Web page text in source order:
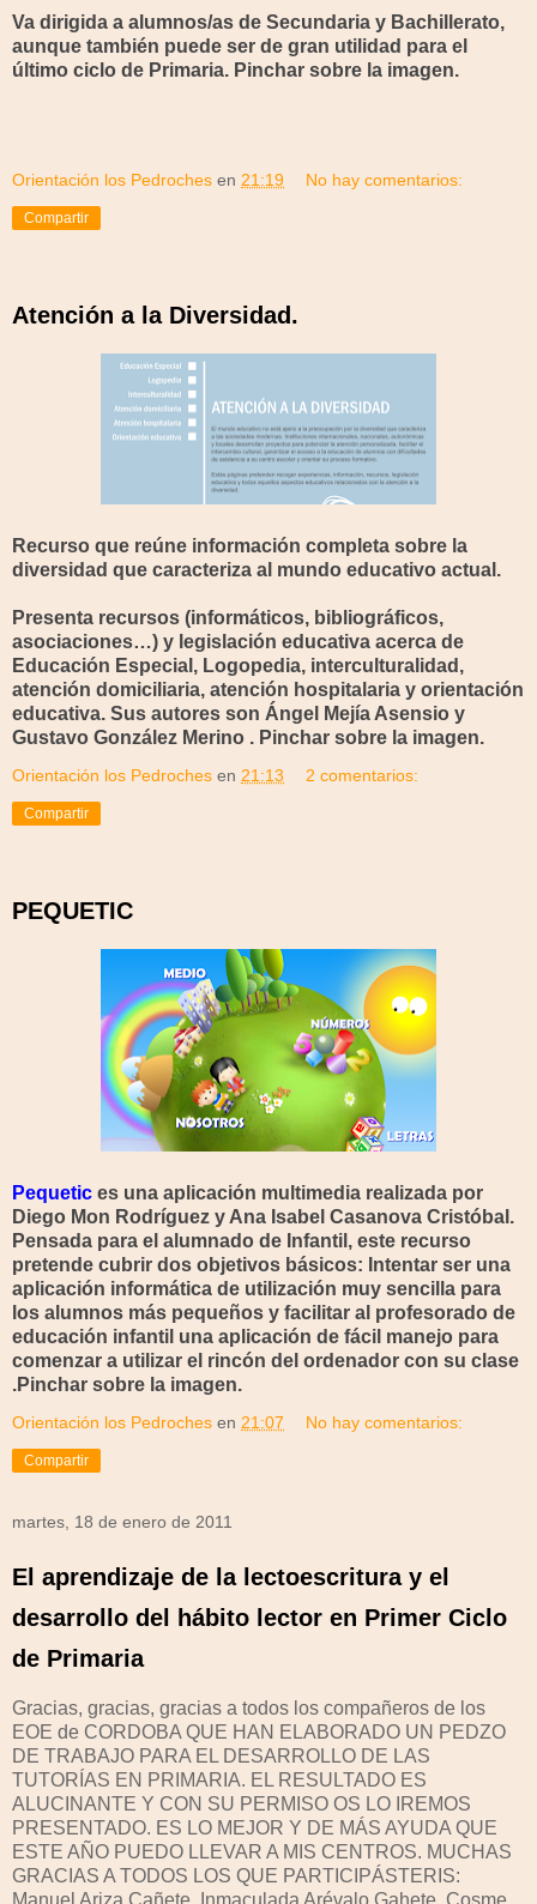
Va dirigida a alumnos/as de Secundaria y Bachillerato,
aunque también puede ser de gran utilidad para el
último ciclo de Primaria. Pinchar sobre la imagen.
Orientación los Pedroches en 21:19 No hay comentarios:
Compartir
Atención a la Diversidad.
Recurso que reúne información completa sobre la
diversidad que caracteriza al mundo educativo actual.
Presenta recursos (informáticos, bibliográficos,
asociaciones…) y legislación educativa acerca de
Educación Especial, Logopedia, interculturalidad,
atención domiciliaria, atención hospitalaria y orientación
educativa. Sus autores son Ángel Mejía Asensio y
Gustavo González Merino . Pinchar sobre la imagen.
Orientación los Pedroches en 21:13 2 comentarios:
Compartir
PEQUETIC
Pequetic es una aplicación multimedia realizada por
Diego Mon Rodríguez y Ana Isabel Casanova Cristóbal.
Pensada para el alumnado de Infantil, este recurso
pretende cubrir dos objetivos básicos: Intentar ser una
aplicación informática de utilización muy sencilla para
los alumnos más pequeños y facilitar al profesorado de
educación infantil una aplicación de fácil manejo para
comenzar a utilizar el rincón del ordenador con su clase
.Pinchar sobre la imagen.
Orientación los Pedroches en 21:07 No hay comentarios:
Compartir
martes, 18 de enero de 2011
El aprendizaje de la lectoescritura y el
desarrollo del hábito lector en Primer Ciclo
de Primaria
Gracias, gracias, gracias a todos los compañeros de los
EOE de CORDOBA QUE HAN ELABORADO UN PEDZO
DE TRABAJO PARA EL DESARROLLO DE LAS
TUTORÍAS EN PRIMARIA. EL RESULTADO ES
ALUCINANTE Y CON SU PERMISO OS LO IREMOS
PRESENTADO. ES LO MEJOR Y DE MÁS AYUDA QUE
ESTE AÑO PUEDO LLEVAR A MIS CENTROS. MUCHAS
GRACIAS A TODOS LOS QUE PARTICIPÁSTERIS:
Manuel Ariza Cañete, Inmaculada Arévalo Gahete, Cosme